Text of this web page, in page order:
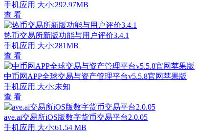
手机应用 大小:292.97MB
查 看
热币交易所新版功能与用户评价3.4.1
手机应用 大小:281MB
查 看
中币网APP全球交易与资产管理平台v5.5.8官网苹果版
手机应用 大小:未知
查 看
ave.ai交易所iOS版数字货币交易平台2.0.05
手机应用 大小:61.54 MB